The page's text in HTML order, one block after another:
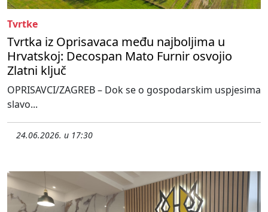
Tvrtke
Tvrtka iz Oprisavaca među najboljima u
Hrvatskoj: Decospan Mato Furnir osvojio
Zlatni ključ
OPRISAVCI/ZAGREB – Dok se o gospodarskim uspjesima
slavo...
24.06.2026. u 17:30